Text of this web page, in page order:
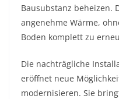
Bausubstanz beheizen.
angenehme Wärme,
Boden komplett zu
Die nachträgliche
eröffnet neue
modernisieren. Sie